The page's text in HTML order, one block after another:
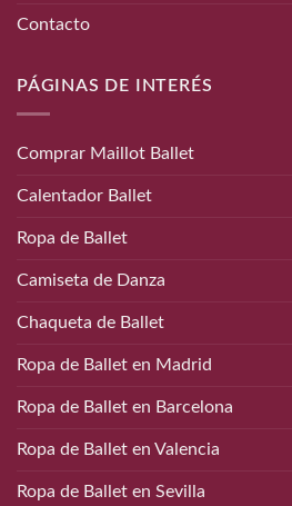
Contacto
PÁGINAS DE INTERÉS
Comprar Maillot Ballet
Calentador Ballet
Ropa de Ballet
Camiseta de Danza
Chaqueta de Ballet
Ropa de Ballet en Madrid
Ropa de Ballet en Barcelona
Ropa de Ballet en Valencia
Ropa de Ballet en Sevilla